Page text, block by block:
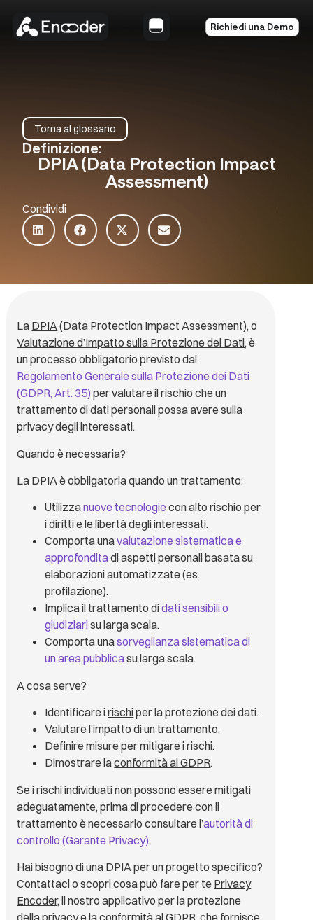
Richiedi una Demo
Torna al glossario
Definizione:
DPIA (Data Protection Impact
Assessment)
Condividi
La DPIA(Data Protection Impact Assessment), o
Valutazione d’Impatto sulla Protezione dei Dati, è
un processo obbligatorio previsto dal
Regolamento Generale sulla Protezione dei Dati
(GDPR, Art. 35) per valutare il rischio che un
trattamento di dati personali possa avere sulla
privacy degli interessati.
Quando è necessaria?
La DPIA è obbligatoria quando un trattamento:
Utilizzanuove tecnologiecon alto rischio per
i diritti e le libertà degli interessati.
Comporta unavalutazione sistematica e
approfonditadi aspetti personali basata su
elaborazioni automatizzate (es.
profilazione).
Implica il trattamento didati sensibili o
giudiziarisu larga scala.
Comporta unasorveglianza sistematica di
un’area pubblicasu larga scala.
A cosa serve?
Identificare irischiper la protezione dei dati.
Valutare l’impatto di un trattamento.
Definire misure per mitigare i rischi.
Dimostrare laconformità al GDPR.
Se i rischi individuati non possono essere mitigati
adeguatamente, prima di procedere con il
trattamento è necessario consultare l’autorità di
controllo (Garante Privacy).
Hai bisogno di una DPIA per un progetto specifico?
Contattaci o scopri cosa può fare per te Privacy
Encoder, il nostro applicativo per la protezione
della privacy e la conformità alGDPR, che fornisce